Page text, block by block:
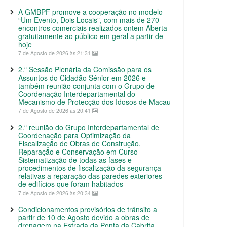
A GMBPF promove a cooperação no modelo
“Um Evento, Dois Locais”, com mais de 270
encontros comerciais realizados ontem Aberta
gratuitamente ao público em geral a partir de
hoje
7 de Agosto de 2026 às 21:31
2.ª Sessão Plenária da Comissão para os
Assuntos do Cidadão Sénior em 2026 e
também reunião conjunta com o Grupo de
Coordenação Interdepartamental do
Mecanismo de Protecção dos Idosos de Macau
7 de Agosto de 2026 às 20:41
2.ª reunião do Grupo Interdepartamental de
Coordenação para Optimização da
Fiscalização de Obras de Construção,
Reparação e Conservação em Curso
Sistematização de todas as fases e
procedimentos de fiscalização da segurança
relativas a reparação das paredes exteriores
de edifícios que foram habitados
7 de Agosto de 2026 às 20:34
Condicionamentos provisórios de trânsito a
partir de 10 de Agosto devido a obras de